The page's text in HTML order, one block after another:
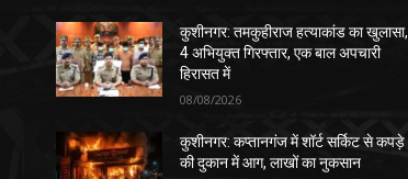
कुशीनगर: तमकुहीराज हत्याकांड का खुलासा,
4 अभियुक्त गिरफ्तार, एक बाल अपचारी
हिरासत में
08/08/2026
कुशीनगर: कप्तानगंज में शॉर्ट सर्किट से कपड़े
की दुकान में आग, लाखों का नुकसान